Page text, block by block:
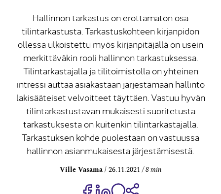
Hallinnon tarkastus on erottamaton osa
tilintarkastusta. Tarkastuskohteen kirjanpidon
ollessa ulkoistettu myös kirjanpitäjällä on usein
merkittäväkin rooli hallinnon tarkastuksessa.
Tilintarkastajalla ja tilitoimistolla on yhteinen
intressi auttaa asiakastaan järjestämään hallinto
lakisääteiset velvoitteet täyttäen. Vastuu hyvän
tilintarkastustavan mukaisesti suoritetusta
tarkastuksesta on kuitenkin tilintarkastajalla.
Tarkastuksen kohde puolestaan on vastuussa
hallinnon asianmukaisesta järjestämisestä.
Ville Vasama 26.11.2021 8 min
Jaa Share on Facebook
Jaa Share on LinkedIn
Jaa WhatsApp-viestinä